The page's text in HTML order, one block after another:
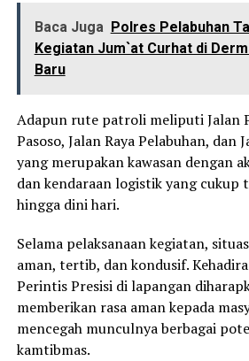
Baca Juga Polres Pelabuhan
Kegiatan Jum`at Curhat di
Baru
Adapun rute patroli meliputi Jalan
Pasoso, Jalan Raya Pelabuhan, dan
yang merupakan kawasan dengan
dan kendaraan logistik yang cukup
hingga dini hari.
Selama pelaksanaan kegiatan,
aman, tertib, dan kondusif.
Perintis Presisi di lapangan
memberikan rasa aman kepada
mencegah munculnya berbagai
kamtibmas.